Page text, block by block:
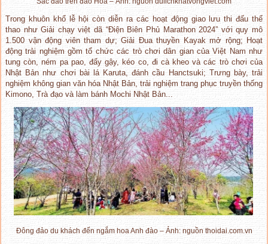
Trong khuôn khổ lễ hội còn diễn ra các hoạt động giao lưu thi đấu thể
thao như Giải chạy việt dã “Điện Biên Phủ Marathon 2024” với quy mô
1.500 vận động viên tham dự; Giải Đua thuyền Kayak mở rộng; Hoạt
động trải nghiệm gồm tổ chức các trò chơi dân gian của Việt Nam như
tung còn, ném pa pao, đẩy gậy, kéo co, đi cà kheo và các trò chơi của
Nhật Bản như chơi bài lá Karuta, đánh cầu Hanctsuki; Trưng bày, trải
nghiệm không gian văn hóa Nhật Bản, trải nghiệm trang phục truyền thống
Kimono, Trà đạo và làm bánh Mochi Nhật Bản...
Đông đảo du khách đến ngắm hoa Anh đào – Ảnh: nguồn thoidai.com.vn